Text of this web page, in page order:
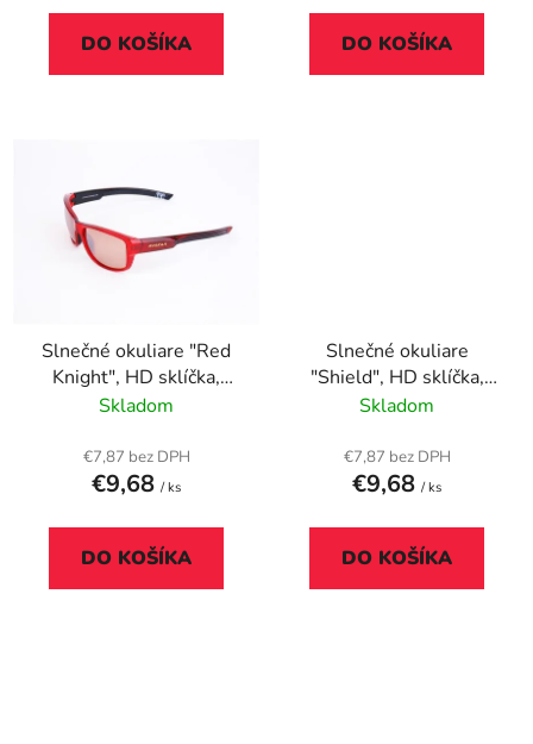
DO KOŠÍKA DO KOŠÍKA
Slnečné okuliare "Red
Knight", HD sklíčka,
AVATAR, červená
Skladom
€7,87 bez DPH
€9,68 / ks
DO KOŠÍKA
Slnečné okuliare
"Shield", HD sklíčka,
AVATAR, čierna
Skladom
€7,87 bez DPH
€9,68 / ks
DO KOŠÍKA